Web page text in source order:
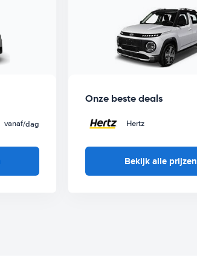
vanaf/dag
Onze beste deals
Hertz
Bekijk alle prijzen